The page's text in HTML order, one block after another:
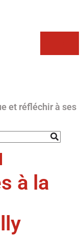
et réfléchir à ses
à la